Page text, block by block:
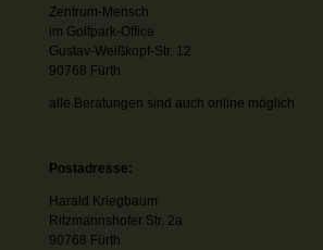
Zentrum-Mensch
im Golfpark-Office
Gustav-Weißkopf-Str. 12
90768 Fürth
alle Beratungen sind auch online möglich
Postadresse:
Harald Kriegbaum
Ritzmannshofer Str. 2a
90768 Fürth